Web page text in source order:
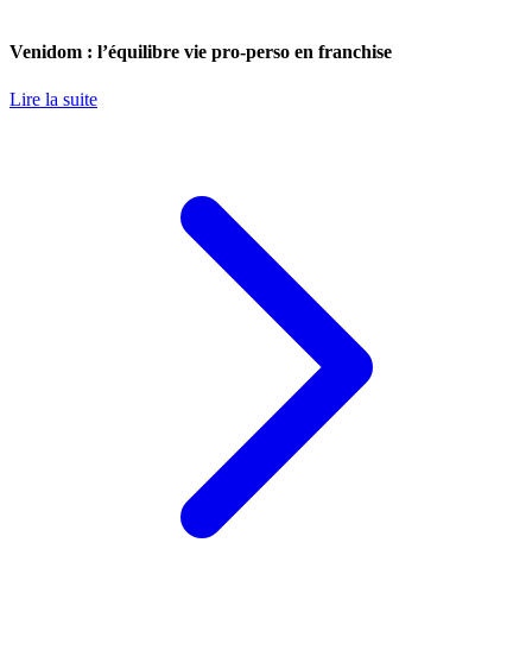
Venidom : l’équilibre vie pro-perso en franchise
Lire la suite